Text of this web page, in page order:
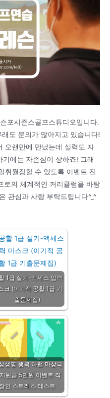
포시즌스골프스튜디오입니다.
도 문의가 많아지고 있습니다!
오랜만에 만났는데 실력도 자
에는 자존심이 상하죠! 그래
취월장할 수 있도록 이벤트 진
로의 체계적인 커리큘럼을 바탕
관심과 사랑 부탁드립니다^_^
1급 실기-액세스 입력
크 (이기적 공활 1급 기
출문제집)
생명 행복 하랩 마상극
원금 5만원 이벤트 직
장인 스트레스 테스트